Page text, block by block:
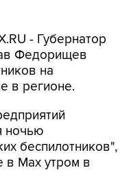
- Губернатор
Федорищев
на
в регионе.
ночью
беспилотников",
в Max утром в